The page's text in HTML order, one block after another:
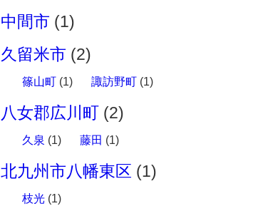
中間市 (1)
久留米市 (2)
篠山町 (1) 諏訪野町 (1)
八女郡広川町 (2)
久泉 (1) 藤田 (1)
北九州市八幡東区 (1)
枝光 (1)